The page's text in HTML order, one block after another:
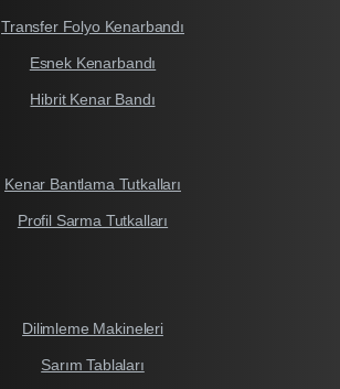
Transfer Folyo Kenarbandı
Esnek Kenarbandı
Hibrit Kenar Bandı
Kenar Bantlama Tutkalları
Profil Sarma Tutkalları
Dilimleme Makineleri
Sarım Tablaları